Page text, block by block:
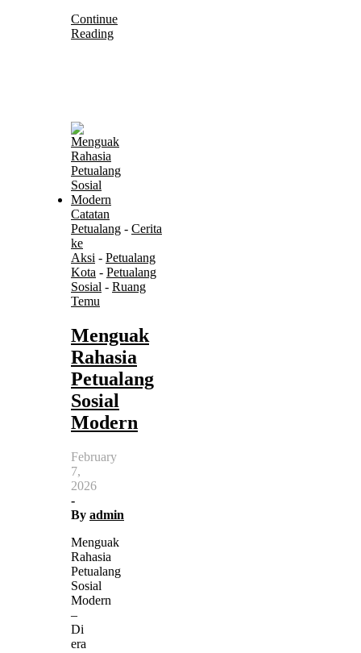
Continue
Reading
Catatan
Petualang - Cerita
ke
Aksi - Petualang
Kota - Petualang
Sosial - Ruang
Temu
Menguak
Rahasia
Petualang
Sosial
Modern
February
7,
2026
-
By admin
Menguak
Rahasia
Petualang
Sosial
Modern
–
Di
era